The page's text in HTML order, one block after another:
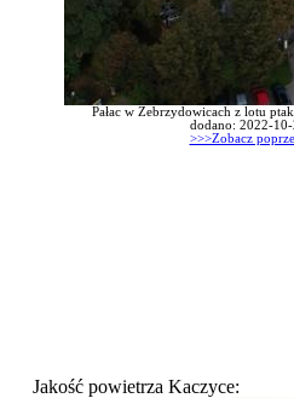
Pałac w Zebrzydowicach z lotu
dodano: 2022-
>>>Zobacz
Jakość powietrza Kaczyce: